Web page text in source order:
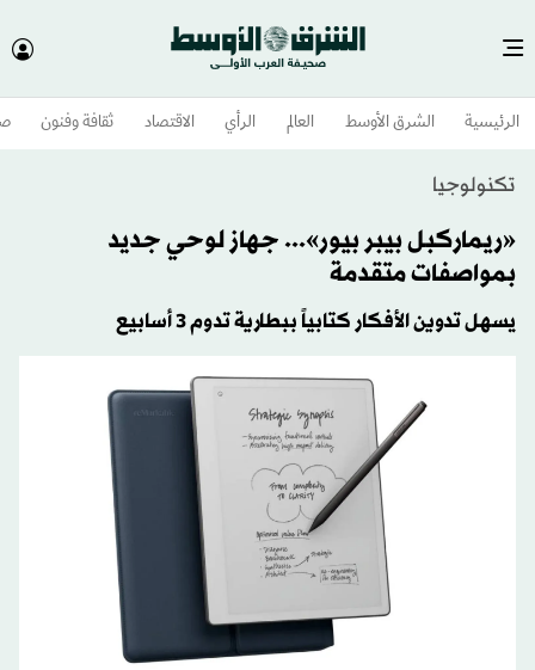
الرئيسية الشرق الأوسط​ العالم الرأي الاقتصاد ثقافة وفنون
تكنولوجيا
«ريماركبل بيبر بيور»... جهاز لوحي جديد
بمواصفات متقدمة
يسهل تدوين الأفكار كتابياً ببطارية تدوم 3 أسابيع